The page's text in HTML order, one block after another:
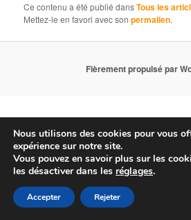
Ce contenu a été publié dansTous les
Mettez-le en favori avec sonpermalien.
Fièrement propulsé par
Nous utilisons des cookies pour vous
expérience sur notre site.
Vous pouvez en savoir plus sur les
les désactiver dans les réglages.
Accepter Rejeter